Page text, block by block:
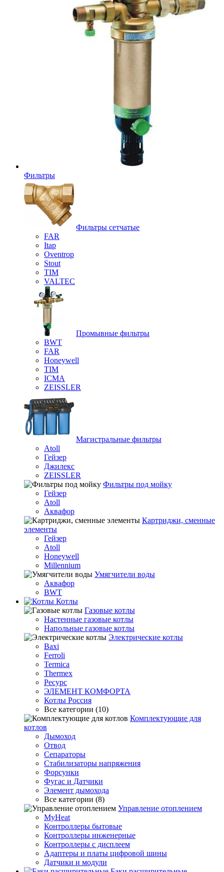
Фильтры
Фильтры сетчатые
FAR
Itap
Oventrop
Stout
TIM
VALTEC
Промывные фильтры
BWT
FAR
Honeywell
TIM
ICMA
ZEISSLER
Магистральные фильтры
Atoll
Гейзер
Джилекс
ZEISSLER
Фильтры под мойку
Гейзер
Atoll
Аквафор
Картриджи, сменные
элементы
Гейзер
Atoll
Honeywell
Millennium
Умягчители воды
Аквафор
BWT
Котлы
Гaзовые котлы
Настенные газовые котлы
Напольные газовые котлы
Электрические котлы
Baxi
Ferroli
Termica
Thermex
Ресурс
ЭЛЕМЕНТ КОМФОРТА
Котлы Россия
Все категории (10)
Комплектующие для
котлов
Дымоход
Отвод
Сепараторы
Стабилизаторы напряжения
Форсунки
Фугас и Датчики
Элемент дымохода
Все категории (8)
Управление отоплением
MyHeat
Контроллеры бытовые
Контроллеры инженерные
Контроллеры с дисплеем
Адаптеры и платы цифровой шины
Датчики и модули